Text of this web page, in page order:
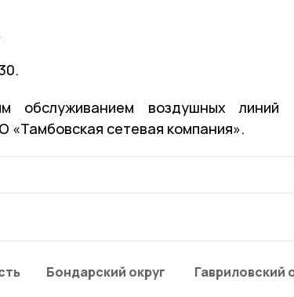
обслуживанием воздушных линий
«Тамбовская сетевая компания».
Бондарский округ Гавриловский